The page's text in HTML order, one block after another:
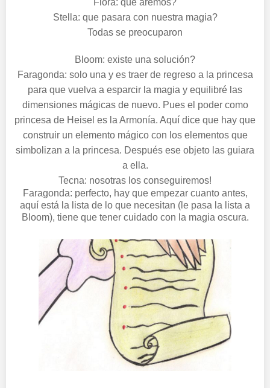
Flora: que aremos?
Stella: que pasara con nuestra magia?
Todas se preocuparon
Bloom: existe una solución?
Faragonda: solo una y es traer de regreso a la princesa
para que vuelva a esparcir la magia y equilibré las
dimensiones mágicas de nuevo. Pues el poder como
princesa de Heisel es la Armonía. Aquí dice que hay que
construir un elemento mágico con los elementos que
simbolizan a la princesa. Después ese objeto las guiara
a ella.
Tecna: nosotras los conseguiremos!
Faragonda: perfecto, hay que empezar cuanto antes,
aquí está la lista de lo que necesitan (le pasa la lista a
Bloom), tiene que tener cuidado con la magia oscura.